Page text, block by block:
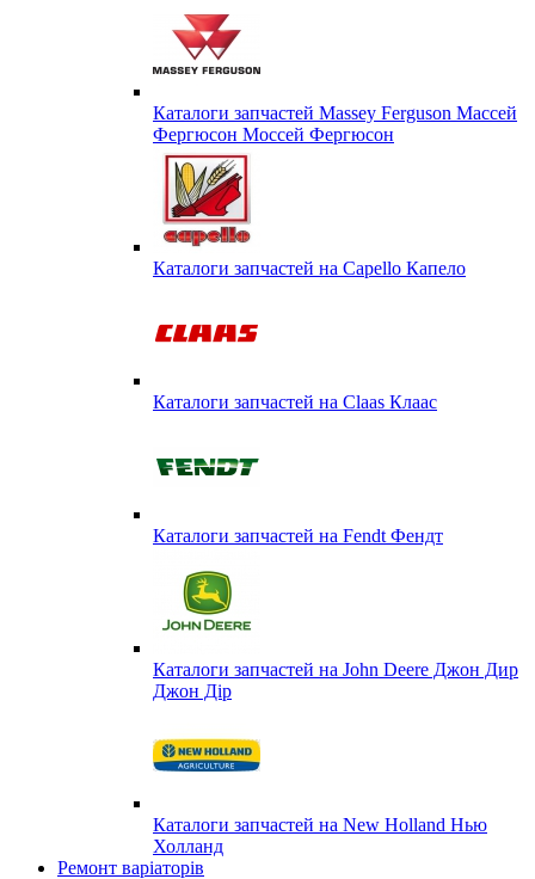
Каталоги запчастей Massey Ferguson Массей
Фергюсон Моссей Фергюсон
Каталоги запчастей на Capello Капело
Каталоги запчастей на Claas Клаас
Каталоги запчастей на Fendt Фендт
Каталоги запчастей на John Deere Джон Дир
Джон Дір
Каталоги запчастей на New Holland Нью
Холланд
Ремонт варіаторів